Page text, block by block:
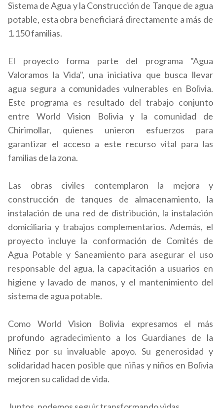
Sistema de Agua y la Construcción de Tanque de agua
potable, esta obra beneficiará directamente a más de
1.150 familias.
El proyecto forma parte del programa "Agua
Valoramos la Vida", una iniciativa que busca llevar
agua segura a comunidades vulnerables en Bolivia.
Este programa es resultado del trabajo conjunto
entre World Vision Bolivia y la comunidad de
Chirimollar, quienes unieron esfuerzos para
garantizar el acceso a este recurso vital para las
familias de la zona.
Las obras civiles contemplaron la mejora y
construcción de tanques de almacenamiento, la
instalación de una red de distribución, la instalación
domiciliaria y trabajos complementarios. Además, el
proyecto incluye la conformación de Comités de
Agua Potable y Saneamiento para asegurar el uso
responsable del agua, la capacitación a usuarios en
higiene y lavado de manos, y el mantenimiento del
sistema de agua potable.
Como World Vision Bolivia expresamos el más
profundo agradecimiento a los Guardianes de la
Niñez por su invaluable apoyo. Su generosidad y
solidaridad hacen posible que niñas y niños en Bolivia
mejoren su calidad de vida.